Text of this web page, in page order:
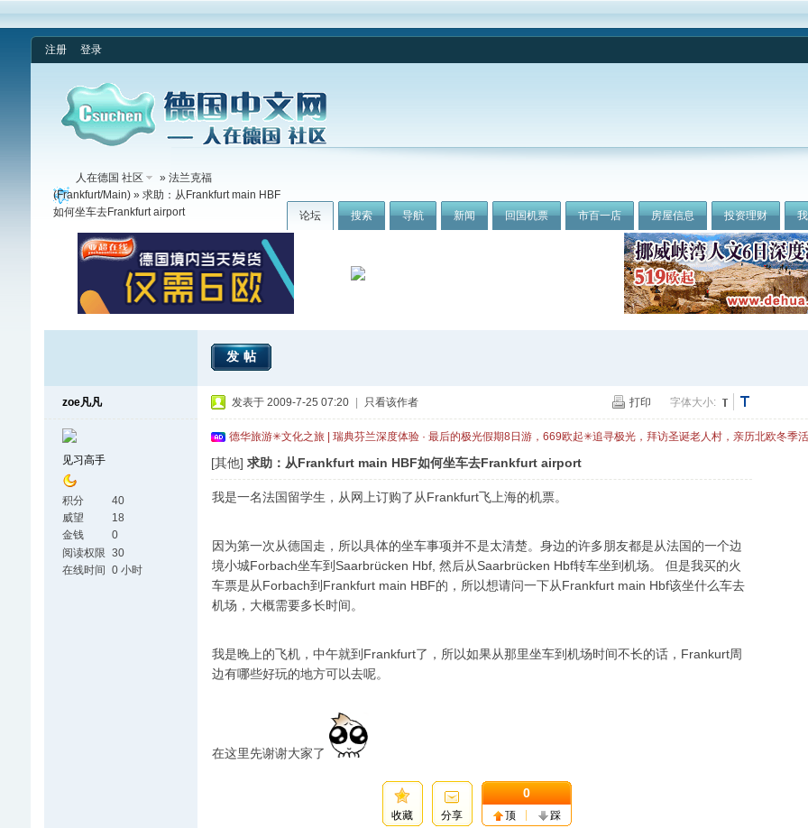
注册 登录
论坛 搜索 导航 新闻 回国机票 市百一店 房屋信息 投资理财
人在德国 社区 » 法兰克福
(Frankfurt/Main)» 求助：从Frankfurt main HBF
如何坐车去Frankfurt airport
发帖
zoe凡凡
见习高手
积分
40
威望
18
金钱
0
阅读权限 30
在线时间 0 小时
打印 字体大小:
发表于 2009-7-25 07:20 只看该作者
德华旅游✳文化之旅 | 瑞典芬兰深度体验 · 最后的极光假期8日游，669欧起✳追寻极光，拜访圣诞老人村，亲历北欧冬季
[其他] 求助：从Frankfurt main HBF如何坐车去Frankfurt airport
我是一名法国留学生，从网上订购了从Frankfurt飞上海的机票。
因为第一次从德国走，所以具体的坐车事项并不是太清楚。身边的许多朋友都是从法国的一个边
境小城Forbach坐车到Saarbrücken Hbf, 然后从Saarbrücken Hbf转车坐到机场。 但是我买的火
车票是从Forbach到Frankfurt main HBF的，所以想请问一下从Frankfurt main Hbf该坐什么车去
机场，大概需要多长时间。
我是晚上的飞机，中午就到Frankfurt了，所以如果从那里坐车到机场时间不长的话，Frankurt周
边有哪些好玩的地方可以去呢。
在这里先谢谢大家了
收藏 分享
0
顶 踩